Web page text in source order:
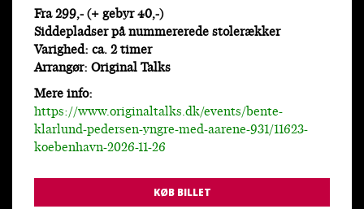
Fra 299,- (+ gebyr 40,-)
Siddepladser på nummererede stolerækker
Varighed: ca. 2 timer
Arrangør: Original Talks
Mere info:
https://www.originaltalks.dk/events/bente-
klarlund-pedersen-yngre-med-aarene-931/11623-
koebenhavn-2026-11-26
KØB BILLET